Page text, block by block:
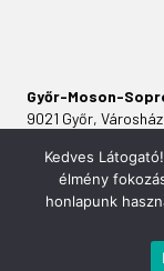
Győr-Moson-
9021 Győr,
Kedves
élmény
honlapunk